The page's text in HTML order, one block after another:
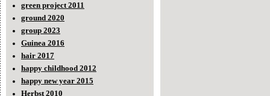
green project 2011
ground 2020
group 2023
Guinea 2016
hair 2017
happy childhood 2012
happy new year 2015
Herbst 2010